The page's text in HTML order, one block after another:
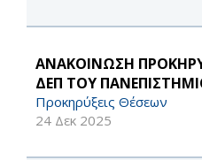
ΑΝΑΚΟΙΝΩΣΗ
ΔΕΠ ΤΟΥ
Προκηρύξεις Θέσεων
24 Δεκ 2025